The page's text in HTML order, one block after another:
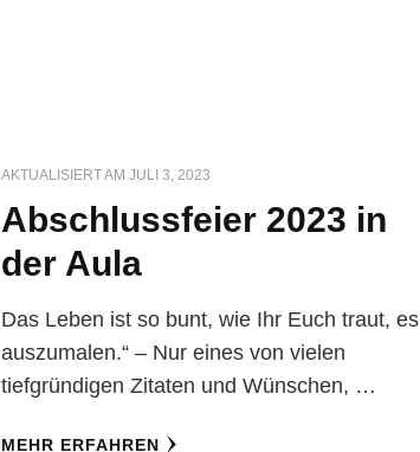
AKTUALISIERT AM JULI 3, 2023
Abschlussfeier 2023 in
der Aula
Das Leben ist so bunt, wie Ihr Euch traut, es
auszumalen.“ – Nur eines von vielen
tiefgründigen Zitaten und Wünschen, …
MEHR ERFAHREN